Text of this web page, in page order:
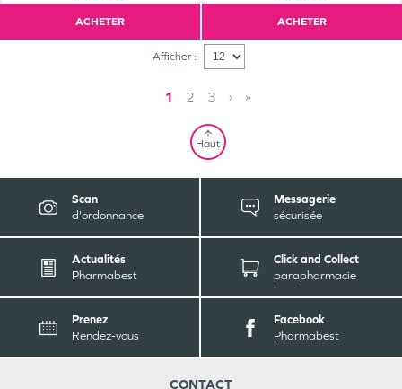
ACHETER ACHETER
Afficher :
1 2 3 › »
Haut
Scan
d'ordonnance
Messagerie
sécurisée
Actualités
Pharmabest
Click and Collect
parapharmacie
Prenez
Rendez-vous
Facebook
Pharmabest
CONTACT